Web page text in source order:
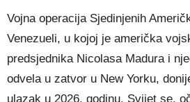
Vojna operacija Sjedinjenih
Venezueli, u kojoj je američka
predsjednika Nicolasa Madura i
odvela u zatvor u New Yorku,
ulazak u 2026. godinu. Svijet se,